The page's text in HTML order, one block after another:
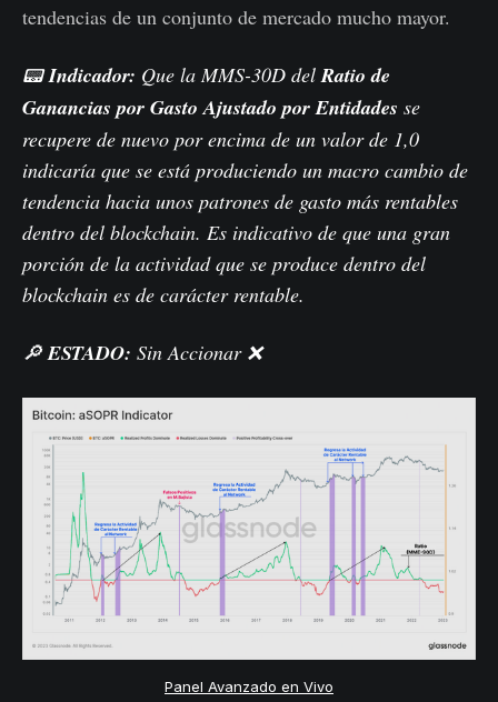
tendencias de un conjunto de mercado mucho mayor.
📟Indicador: Que la MMS-30D del Ratio de
Ganancias por Gasto Ajustado por Entidades se
recupere de nuevo por encima de un valor de 1,0
indicaría que se está produciendo un macro cambio de
tendencia hacia unos patrones de gasto más rentables
dentro del blockchain. Es indicativo de que una gran
porción de la actividad que se produce dentro del
blockchain es de carácter rentable.
🔎ESTADO: Sin Accionar ❌
Panel Avanzado en Vivo